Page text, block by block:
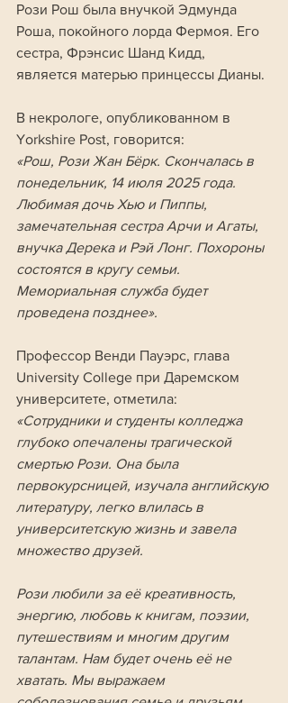
Рози Рош была внучкой Эдмунда
Роша, покойного лорда Фермоя. Его
сестра, Фрэнсис Шанд Кидд,
является матерью принцессы Дианы.
В некрологе, опубликованном в
Yorkshire Post, говорится:
«Рош, Рози Жан Бёрк. Скончалась в
понедельник, 14 июля 2025 года.
Любимая дочь Хью и Пиппы,
замечательная сестра Арчи и Агаты,
внучка Дерека и Рэй Лонг. Похороны
состоятся в кругу семьи.
Мемориальная служба будет
проведена позднее».
Профессор Венди Пауэрс, глава
University College при Даремском
университете, отметила:
«Сотрудники и студенты колледжа
глубоко опечалены трагической
смертью Рози. Она была
первокурсницей, изучала английскую
литературу, легко влилась в
университетскую жизнь и завела
множество друзей.
Рози любили за её креативность,
энергию, любовь к книгам, поэзии,
путешествиям и многим другим
талантам. Нам будет очень её не
хватать. Мы выражаем